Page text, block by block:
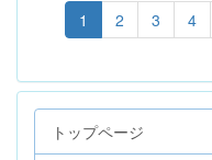
1 2 3 4
トップページ